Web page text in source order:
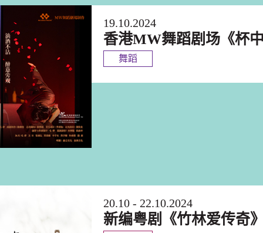
19.10.2024
香港MW舞蹈剧场《杯
舞蹈
20.10 - 22.10.2024
新编粤剧《竹林爱传奇